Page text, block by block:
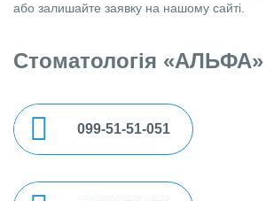
або залишайте заявку на нашому сайті.
Стоматологія «АЛЬФА»
099-51-51-051